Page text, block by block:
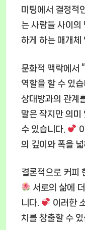
미팅에서 결정적
는 사람들 사이의
하게 하는 매개체
문화적 맥락에서
역할을 할 수 있습
상대방과의 관계
말은 작지만 의미
수 있습니다.
의 깊이와 폭을
결론적으로 커피
서로의 삶에
니다.
이러한
치를 창출할 수 있